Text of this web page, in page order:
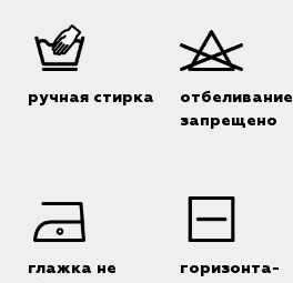
ручная стирка
отбеливание
запрещено
глажка не
горизонта-